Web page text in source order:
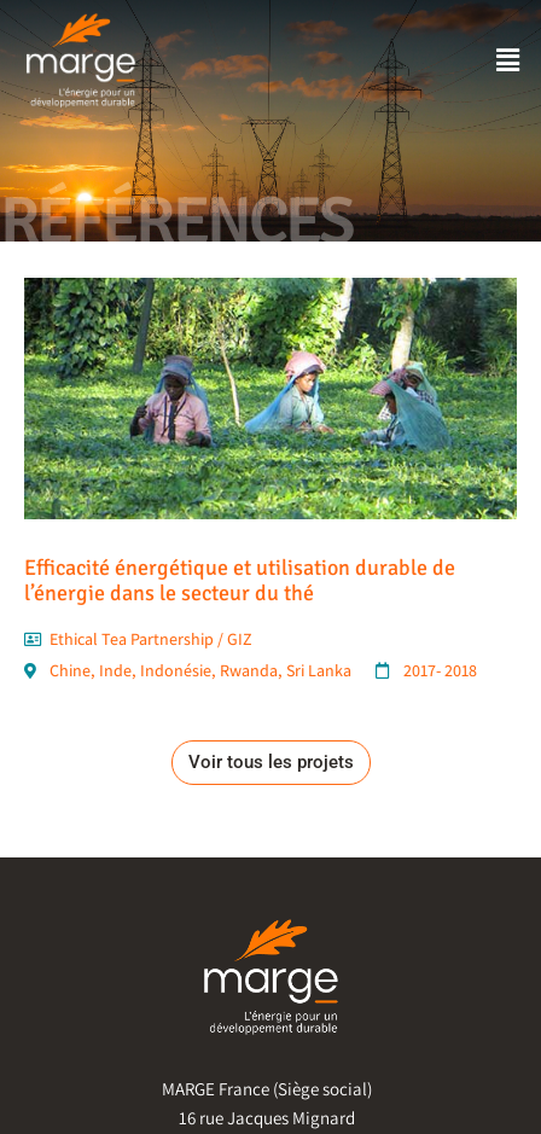
RÉFÉRENCES
Efficacité énergétique et utilisation durable de
l’énergie dans le secteur du thé
Ethical Tea Partnership / GIZ
Chine, Inde, Indonésie, Rwanda,Sri Lanka 2017- 2018
Voir tous les projets
MARGE France (Siège social)
16 rue Jacques Mignard